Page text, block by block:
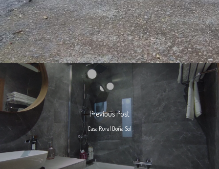
Previous Post
Casa Rural Doña Sol